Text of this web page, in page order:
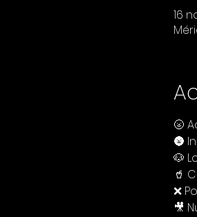
16
🌝
🌚
🐶
🥤
❌
🎥